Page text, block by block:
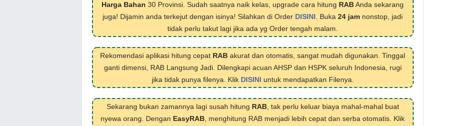
Harga Bahan 30 Provinsi. Sudah saatnya naik kelas, upgrade cara hitung RABAnda sekarang
juga! Dijamin anda terkejut dengan isinya! Silahkan di Order DISINI . Buka 24 jam nonstop, jadi
tidak perlu takut lagi jika ada yg Order tengah malam.
Rekomendasi aplikasi hitung cepat RAB akurat dan otomatis, sangat mudah digunakan. Tinggal
ganti dimensi, RAB Langsung Jadi. Dilengkapi acuan AHSP dan HSPK seluruh Indonesia, rugi
jika tidak punya filenya. Klik DISINI untuk mendapatkan Filenya.
Sekarang bukan zamannya lagi susah hitung RAB, tak perlu keluar biaya mahal-mahal buat
nyewa orang. Dengan EasyRAB , menghitung RAB menjadi lebih cepat dan serba otomatis. Klik